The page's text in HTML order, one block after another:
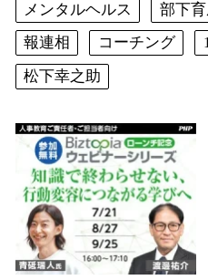
メンタルヘルス
部下
報連相
コーチング
松下幸之助